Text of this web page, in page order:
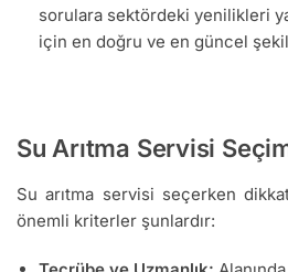
sorulara sektördeki yenilikleri
için en doğru ve en güncel
Su Arıtma Servisi
Su arıtma servisi seçerken
önemli kriterler şunlardır: